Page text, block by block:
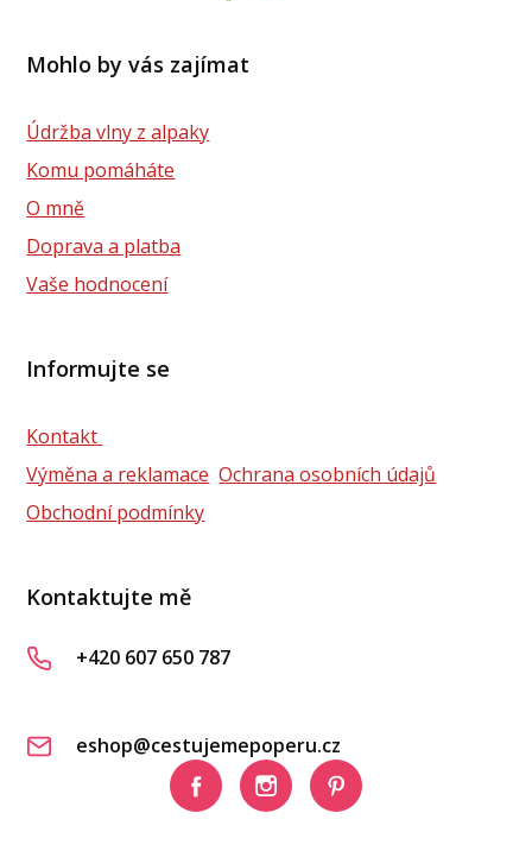
Mohlo by vás zajímat
Údržba vlny z alpaky
Komu pomáháte
O mně
Doprava a platba
Vaše hodnocení
Informujte se
Kontakt
Výměna a reklamace Ochrana osobních údajů
Obchodní podmínky
Kontaktujte mě
+420 607 650 787
eshop@cestujemepoperu.cz